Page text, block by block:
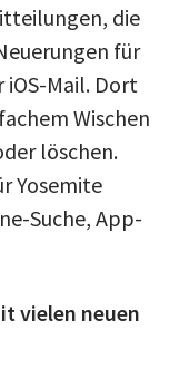
die
für
iOS-Mail. Dort
Wischen
löschen.
Yosemite
Suche, App-
vielen neuen